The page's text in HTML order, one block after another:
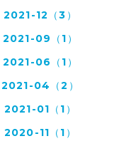
2021-12（3）
2021-09（1）
2021-06（1）
2021-04（2）
2021-01（1）
2020-11（1）